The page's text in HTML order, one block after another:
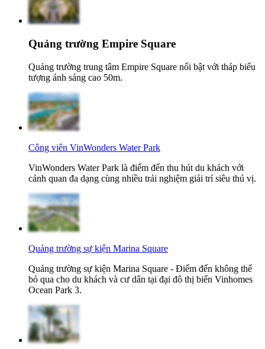
Quảng trường Empire Square
Quảng trường trung tâm Empire Square nổi bật với tháp biểu
tượng ánh sáng cao 50m.
Công viên VinWonders Water Park
VinWonders Water Park là điểm đến thu hút du khách với
cảnh quan đa dạng cùng nhiều trải nghiệm giải trí siêu thú vị.
Quảng trường sự kiện Marina Square
Quảng trường sự kiện Marina Square - Điểm đến không thể
bỏ qua cho du khách và cư dân tại đại đô thị biển Vinhomes
Ocean Park 3.